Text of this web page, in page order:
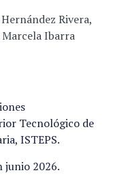
Rivera,
Ibarra
Tecnológico de
ISTEPS.
junio 2026.